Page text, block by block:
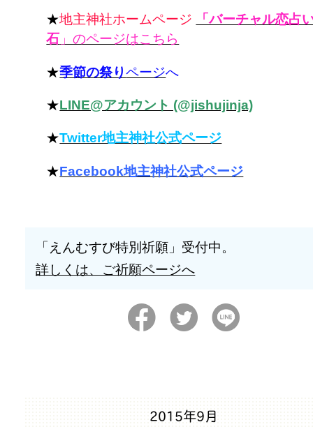
★地主神社ホームページ
「バーチャル恋占
石 」のページはこちら
★季節の祭りページへ
★LINE@アカウント (@jishujinja)
★Twitter地主神社公式ページ
★Facebook地主神社公式ページ
「えんむすび特別祈願」受付中。
詳しくは、ご祈願ページへ
2015年9月